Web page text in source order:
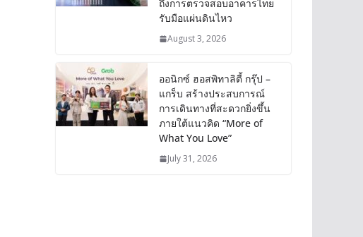
ถึงการตรวจสอบอาคารไทย
รับมือแผ่นดินไหว
August 3, 2026
ออนิกซ์ ฮอสพิทาลิตี้ กรุ๊ป –
แกร็บ สร้างประสบการณ์
การเดินทางที่สะดวกยิ่งขึ้น
ภายใต้แนวคิด “More of
What You Love”
July 31, 2026